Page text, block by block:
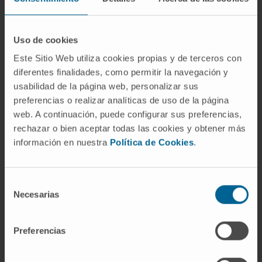
Uso de cookies
Este Sitio Web utiliza cookies propias y de terceros con
diferentes finalidades, como permitir la navegación y
usabilidad de la página web, personalizar sus
preferencias o realizar analíticas de uso de la página
web. A continuación, puede configurar sus preferencias,
rechazar o bien aceptar todas las cookies y obtener más
información en nuestra Política de Cookies.
Necesarias
Preferencias
inflamatorio que ayudó a destruir las células
"Este avance nos acerca a tratamientos más
precisos y efectivos contra el cáncer. Al dirigirnos
específicamente a las células que dificultan la
respuesta inmunitaria frente al tumor,
conseguimos que el sistema inmunitario responda
con mayor fuerza y eficacia
. Creemos que esta
las terapias actuales y ofrecer nuevas
oportunidades para combatir la enfermedad”,
expone el catedrático de inmunologí
a Juan José
investigador del proyecto. El Dr Lasarte es el